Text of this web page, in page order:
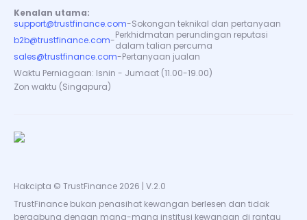
Kenalan utama:
support@trustfinance.com-Sokongan teknikal dan pertanyaan
b2b@trustfinance.com-Perkhidmatan perundingan reputasi
dalam talian percuma
sales@trustfinance.com-Pertanyaan jualan
Waktu Perniagaan: Isnin - Jumaat (11.00-19.00)
Zon waktu (Singapura)
Hakcipta © TrustFinance 2026 | V.2.0
TrustFinance bukan penasihat kewangan berlesen dan tidak
bergabung dengan mana-mana institusi kewangan di rantau